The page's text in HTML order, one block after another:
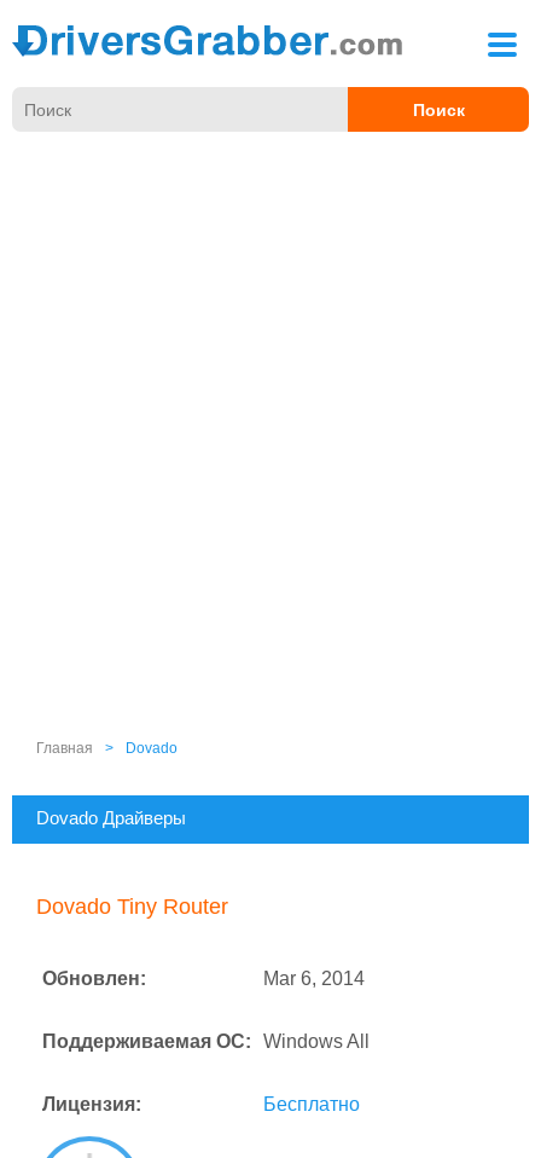
Главная > Dovado
Dovado Драйверы
Dovado Tiny Router
Обновлен: Mar 6, 2014
Поддерживаемая ОС: Windows All
Лицензия: Бесплатно